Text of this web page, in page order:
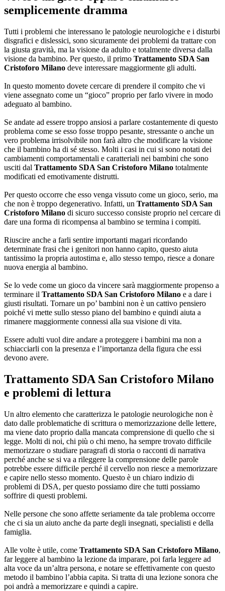
semplicemente dramma
Tutti i problemi che interessano le patologie neurologiche e i disturbi
disgrafici e dislessici, sono sicuramente dei problemi da trattare con
la giusta gravità, ma la visione da adulto e totalmente diversa dalla
visione da bambino. Per questo, il primo Trattamento SDA San
Cristoforo Milano deve interessare maggiormente gli adulti.
In questo momento dovete cercare di prendere il compito che vi
viene assegnato come un “gioco” proprio per farlo vivere in modo
adeguato al bambino.
Se andate ad essere troppo ansiosi a parlare costantemente di questo
problema come se esso fosse troppo pesante, stressante o anche un
vero problema irrisolvibile non farà altro che modificare la visione
che il bambino ha di sé stesso. Molti i casi in cui si sono notati dei
cambiamenti comportamentali e caratteriali nei bambini che sono
usciti dal Trattamento SDA San Cristoforo Milano totalmente
modificati ed emotivamente distrutti.
Per questo occorre che esso venga vissuto come un gioco, serio, ma
che non è troppo degenerativo. Infatti, un Trattamento SDA San
Cristoforo Milano di sicuro successo consiste proprio nel cercare di
dare una forma di ricompensa al bambino se termina i compiti.
Riuscire anche a farli sentire importanti magari ricordando
determinate frasi che i genitori non hanno capito, questo aiuta
tantissimo la propria autostima e, allo stesso tempo, riesce a donare
nuova energia al bambino.
Se lo vede come un gioco da vincere sarà maggiormente propenso a
terminare il Trattamento SDA San Cristoforo Milano e a dare i
giusti risultati. Tornare un po’ bambini non è un cattivo pensiero
poiché vi mette sullo stesso piano del bambino e quindi aiuta a
rimanere maggiormente connessi alla sua visione di vita.
Essere adulti vuol dire andare a proteggere i bambini ma non a
schiacciarli con la presenza e l’importanza della figura che essi
devono avere.
Trattamento SDA San Cristoforo Milano
e problemi di lettura
Un altro elemento che caratterizza le patologie neurologiche non è
dato dalle problematiche di scrittura o memorizzazione delle lettere,
ma viene dato proprio dalla mancata comprensione di quello che si
legge. Molti di noi, chi più o chi meno, ha sempre trovato difficile
memorizzare o studiare paragrafi di storia o racconti di narrativa
perché anche se si va a rileggere la comprensione delle parole
potrebbe essere difficile perché il cervello non riesce a memorizzare
e capire nello stesso momento. Questo è un chiaro indizio di
problemi di DSA, per questo possiamo dire che tutti possiamo
soffrire di questi problemi.
Nelle persone che sono affette seriamente da tale problema occorre
che ci sia un aiuto anche da parte degli insegnati, specialisti e della
famiglia.
Alle volte è utile, come Trattamento SDA San Cristoforo Milano,
far leggere al bambino la lezione da imparare, poi farla leggere ad
alta voce da un’altra persona, e notare se effettivamente con questo
metodo il bambino l’abbia capita. Si tratta di una lezione sonora che
poi andrà a memorizzare e quindi a capire.